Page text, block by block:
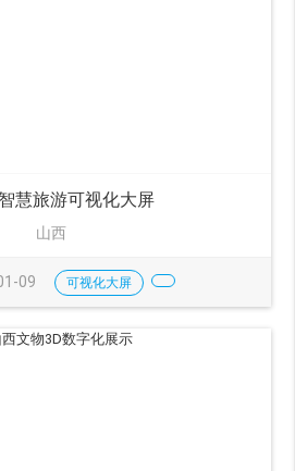
慧旅游可视化大屏
山西
09 可视化大屏